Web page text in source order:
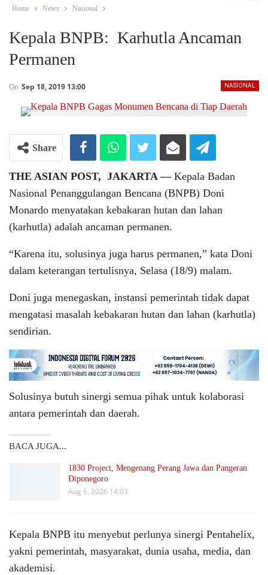
Home News Nasional
Kepala BNPB: Karhutla Ancaman
Permanen
NASIONAL
On Sep 18, 2019 13:00
Share
THE ASIAN POST, JAKARTA ― Kepala Badan
Nasional Penanggulangan Bencana (BNPB) Doni
Monardo menyatakan kebakaran hutan dan lahan
(karhutla) adalah ancaman permanen.
“Karena itu, solusinya juga harus permanen,” kata Doni
dalam keterangan tertulisnya, Selasa (18/9) malam.
Doni juga menegaskan, instansi pemerintah tidak dapat
mengatasi masalah kebakaran hutan dan lahan (karhutla)
sendirian.
Solusinya butuh sinergi semua pihak untuk kolaborasi
antara pemerintah dan daerah.
BACA JUGA...
1830 Project, Mengenang Perang Jawa dan Pangeran
Diponegoro
Aug 6, 2026 14:03
Kepala BNPB itu menyebut perlunya sinergi Pentahelix,
yakni pemerintah, masyarakat, dunia usaha, media, dan
akademisi.